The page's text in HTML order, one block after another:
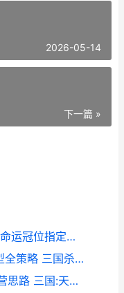
2026-05-14
下一篇 »
命运冠位指定冠位戴冠战全策略 命运冠位指定冠位时间神殿电影
三国杀武将觉醒锦囊放权单C阵型全策略 三国杀武将觉醒攻略
三国天下归心跨服远征防守方运营思路 三国:天下归心